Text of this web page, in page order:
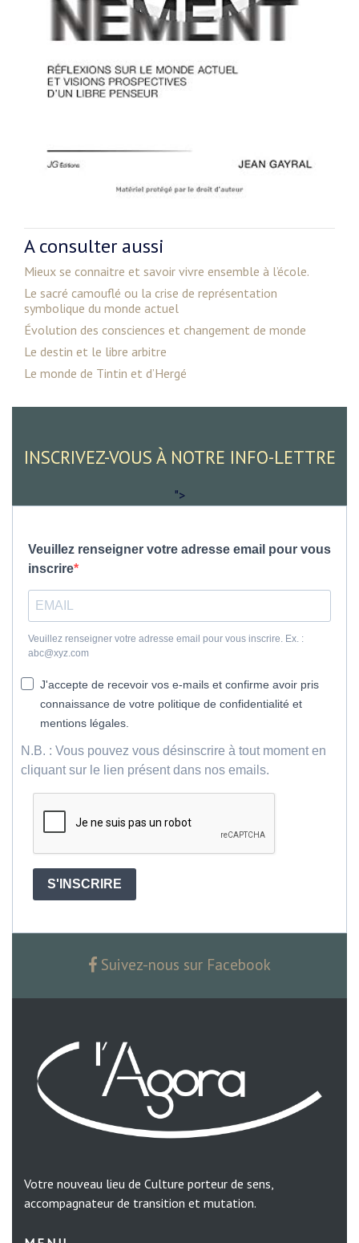
A consulter aussi
Mieux se connaitre et savoir vivre ensemble à l’école.
Le sacré camouflé ou la crise de représentation
symbolique du monde actuel
Évolution des consciences et changement de monde
Le destin et le libre arbitre
Le monde de Tintin et d’Hergé
INSCRIVEZ-VOUS À NOTRE INFO-LETTRE
">
Veuillez renseigner votre adresse email pour vous
inscrire
Veuillez renseigner votre adresse email pour vous inscrire. Ex. :
abc@xyz.com
J'accepte de recevoir vos e-mails et confirme avoir pris
connaissance de votre politique de confidentialité et
mentions légales.
N.B. : Vous pouvez vous désinscrire à tout moment en
cliquant sur le lien présent dans nos emails.
S'INSCRIRE
Suivez-nous sur Facebook
Votre nouveau lieu de Culture porteur de sens,
accompagnateur de transition et mutation.